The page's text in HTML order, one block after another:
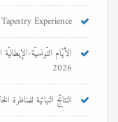
Tapestry Experience استكمال مشروع المدرج الروماني بالجمّ
الأيّام التّونسيّة-
2026
النتائج النهائية للمناظرة